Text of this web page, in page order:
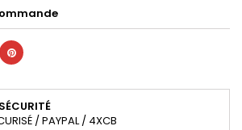
/ PAYPAL / 4XCB